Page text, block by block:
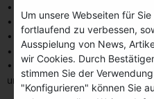
• 4h Standzeit
• Spindelpresse
• Spontangärung
• vergoren in: 400l Tonneau
• 10 Monate Vollhefelager im
und 11 Monate Feinhefelager im
Um unsere Webseiten für
fortlaufend zu verbessen,
Ausspielung von News,
wir Cookies. Durch
stimmen Sie der
"Konfigurieren" können Sie